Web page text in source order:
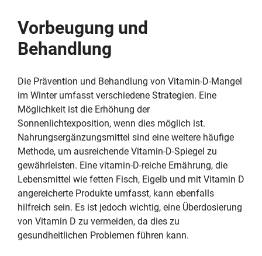
Vorbeugung und
Behandlung
Die Prävention und Behandlung von Vitamin-D-Mangel
im Winter umfasst verschiedene Strategien. Eine
Möglichkeit ist die Erhöhung der
Sonnenlichtexposition, wenn dies möglich ist.
Nahrungsergänzungsmittel sind eine weitere häufige
Methode, um ausreichende Vitamin-D-Spiegel zu
gewährleisten. Eine vitamin-D-reiche Ernährung, die
Lebensmittel wie fetten Fisch, Eigelb und mit Vitamin D
angereicherte Produkte umfasst, kann ebenfalls
hilfreich sein. Es ist jedoch wichtig, eine Überdosierung
von Vitamin D zu vermeiden, da dies zu
gesundheitlichen Problemen führen kann.